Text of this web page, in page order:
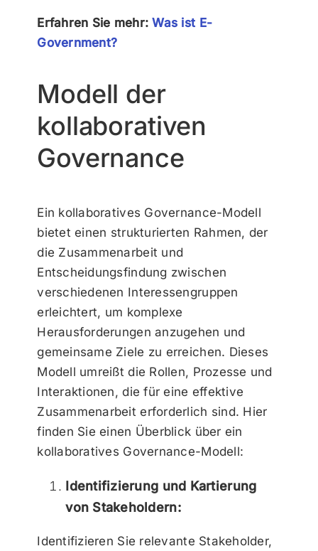
Erfahren Sie mehr:Was ist E-
Government?
Modell der
kollaborativen
Governance
Ein kollaboratives Governance-Modell
bietet einen strukturierten Rahmen, der
die Zusammenarbeit und
Entscheidungsfindung zwischen
verschiedenen Interessengruppen
erleichtert, um komplexe
Herausforderungen anzugehen und
gemeinsame Ziele zu erreichen. Dieses
Modell umreißt die Rollen, Prozesse und
Interaktionen, die für eine effektive
Zusammenarbeit erforderlich sind. Hier
finden Sie einen Überblick über ein
kollaboratives Governance-Modell:
Identifizierung und Kartierung
von Stakeholdern:
Identifizieren Sie relevante Stakeholder,